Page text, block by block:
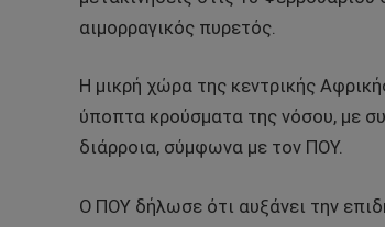
αιμορραγικός πυρετός.
Η μικρή χώρα της κεντρικής
ύποπτα κρούσματα της νόσου, με
διάρροια, σύμφωνα με τον ΠΟΥ.
Ο ΠΟΥ δήλωσε ότι αυξάνει την